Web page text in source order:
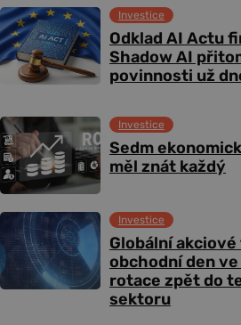
Odklad AI Actu
Shadow AI
povinnosti už
Investice
Sedm
měl znát každý
Investice
Globální
obchodní den
rotace zpět do
sektoru
Investice